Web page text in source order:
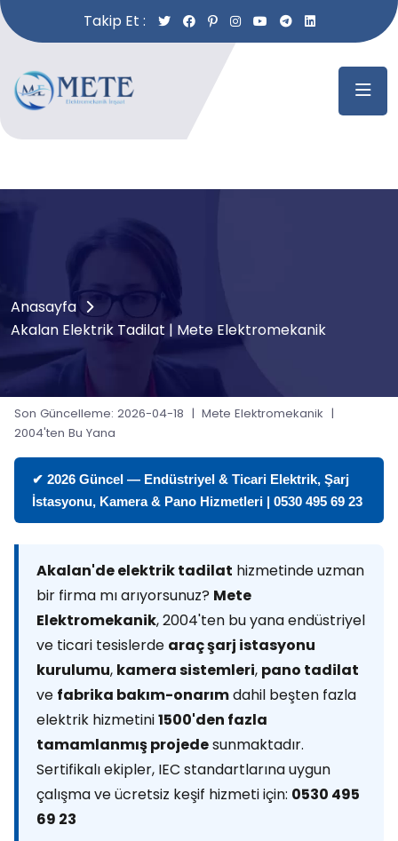
Takip Et :
Anasayfa
Akalan Elektrik Tadilat | Mete Elektromekanik
Son Güncelleme: 2026-04-18 | Mete Elektromekanik |
2004'ten Bu Yana
✔ 2026 Güncel — Endüstriyel & Ticari Elektrik, Şarj
İstasyonu, Kamera & Pano Hizmetleri | 0530 495 69 23
Akalan'de elektrik tadilat hizmetinde uzman
bir firma mı arıyorsunuz? Mete
Elektromekanik, 2004'ten bu yana endüstriyel
ve ticari tesislerde araç şarj istasyonu
kurulumu, kamera sistemleri, pano tadilat
ve fabrika bakım-onarımdahil beşten fazla
elektrik hizmetini1500'den fazla
tamamlanmış projedesunmaktadır.
Sertifikalı ekipler, IEC standartlarına uygun
çalışma ve ücretsiz keşif hizmeti için: 0530 495
69 23